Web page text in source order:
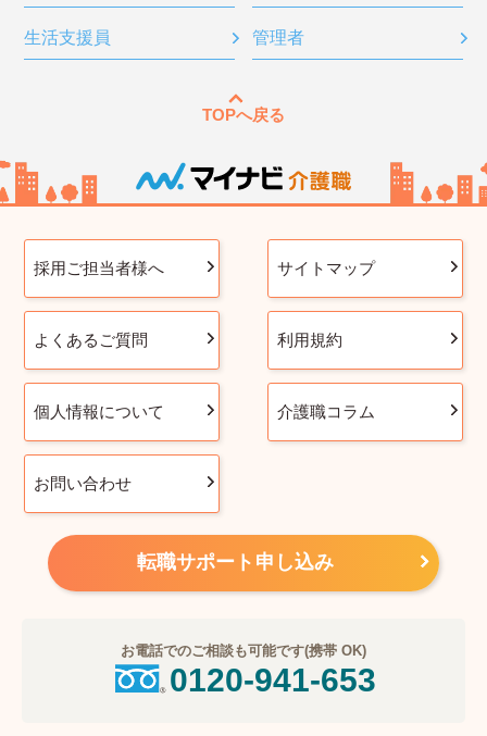
生活支援員 管理者
TOPへ戻る
採用ご担当者様へ サイトマップ
よくあるご質問 利用規約
個人情報について 介護職コラム
お問い合わせ
転職サポート申し込み
お電話でのご相談も可能です(携帯 OK)
0120-941-653